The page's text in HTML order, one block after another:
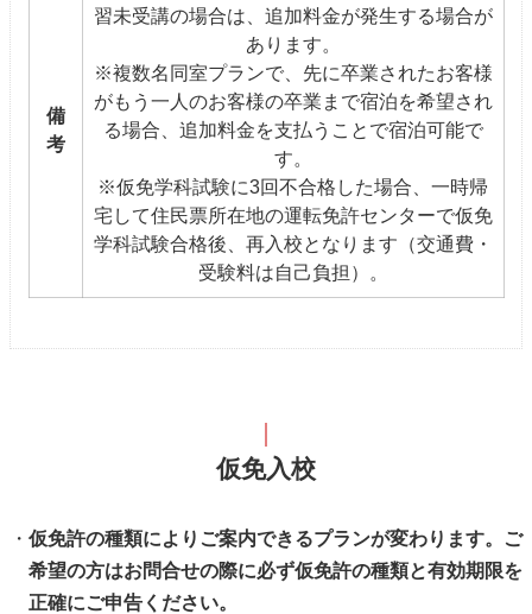
備
考
習未受講の場合は、追加料金が発生する場合が
あります。
※複数名同室プランで、先に卒業されたお客様
がもう一人のお客様の卒業まで宿泊を希望され
る場合、追加料金を支払うことで宿泊可能で
す。
※仮免学科試験に3回不合格した場合、一時帰
宅して住民票所在地の運転免許センターで仮免
学科試験合格後、再入校となります（交通費・
受験料は自己負担）。
仮免入校
仮免許の種類によりご案内できるプランが変わります。ご
希望の方はお問合せの際に必ず仮免許の種類と有効期限を
正確にご申告ください。